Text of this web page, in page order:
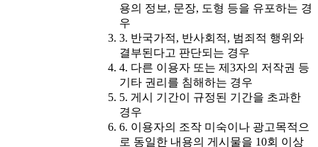
용의 정보, 문장, 도형 등을 유포하는 경
우
3. 반국가적, 반사회적, 범죄적 행위와
결부된다고 판단되는 경우
4. 다른 이용자 또는 제3자의 저작권 등
기타 권리를 침해하는 경우
5. 게시 기간이 규정된 기간을 초과한
경우
6. 이용자의 조작 미숙이나 광고목적으
로 동일한 내용의 게시물을 10회 이상